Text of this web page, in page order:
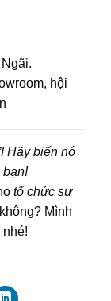
hội
Hãy biến nó
bạn!
tổ chức sự
không? Mình